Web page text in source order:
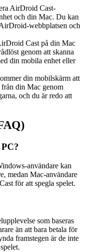
AirDroid Cast-
och din Mac. Du kan
webbplatsen och
Cast på din Mac
genom att skanna
din mobila enhet eller
din mobilskärm att
din Mac genom
och du är redo att
användare kan
medan Mac-användare
för att spegla spelet.
som baseras
än att bara betala för
framstegen är de inte